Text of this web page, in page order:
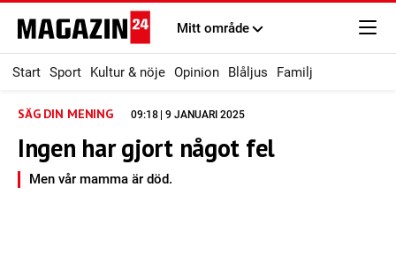
Mitt område
Start Sport Kultur & nöje Opinion Blåljus Familj
SÄG DIN MENING 09:18 | 9 JANUARI 2025
Ingen har gjort något fel
Men vår mamma är död.